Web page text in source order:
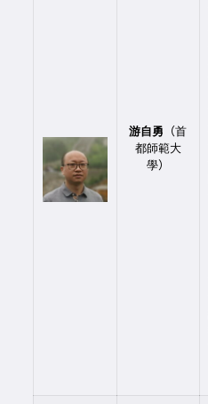
游自勇 （首
都師範大
學）